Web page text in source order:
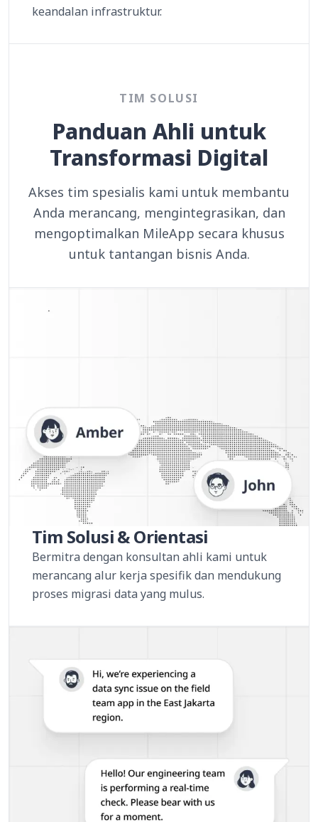
keandalan infrastruktur.
TIM SOLUSI
Panduan Ahli untuk
Transformasi Digital
Akses tim spesialis kami untuk membantu
Anda merancang, mengintegrasikan, dan
mengoptimalkan MileApp secara khusus
untuk tantangan bisnis Anda.
Tim Solusi & Orientasi
Bermitra dengan konsultan ahli kami untuk
merancang alur kerja spesifik dan mendukung
proses migrasi data yang mulus.